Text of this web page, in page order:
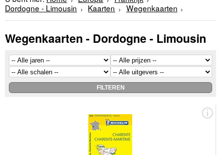
Dordogne - Limousin
Kaarten Wegenkaarten
Wegenkaarten - Dordogne - Limousin